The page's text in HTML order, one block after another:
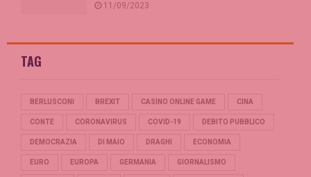
11/09/2023
TAG
BERLUSCONI BREXIT CASINO ONLINE GAME CINA
CONTE CORONAVIRUS COVID-19 DEBITO PUBBLICO
DEMOCRAZIA DI MAIO DRAGHI ECONOMIA
EURO EUROPA GERMANIA GIORNALISMO